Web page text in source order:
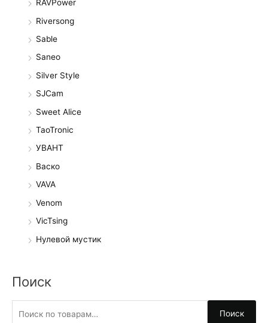
RAVPower
Riversong
Sable
Saneo
Silver Style
SJCam
Sweet Alice
TaoTronic
УВАНТ
Васко
VAVA
Venom
VicTsing
Нулевой мустик
Поиск
Поиск